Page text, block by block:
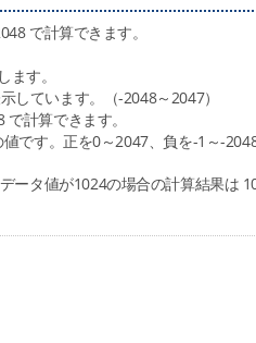
で計算できます。
ます。
しています。（-2048～2047）
計算できます。
値です。正を0～2047、負を-1～-
ータ値が1024の場合の計算結果は